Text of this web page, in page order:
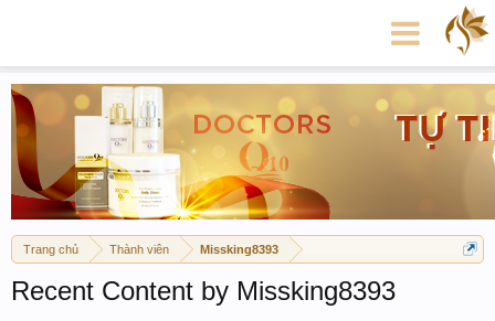
Trang chủ Thành viên Missking8393
Recent Content by Missking8393